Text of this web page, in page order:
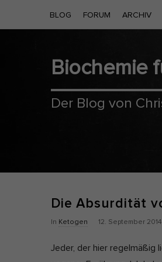
BLOG FORUM ARCHIV
Biochemie
Der Blog von
Die Absurdität
In Ketogen P
b
12. September 2014
Jeder, der hier regelmäßig